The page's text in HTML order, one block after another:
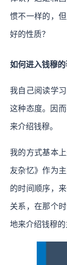
惯不一样的，
好的性质？
如何进入钱穆
我自己阅读学
这种态度。因
来介绍钱穆。
我的方式基本
友杂忆》作为
的时间顺序，
关系，在那个
地来介绍钱穆的